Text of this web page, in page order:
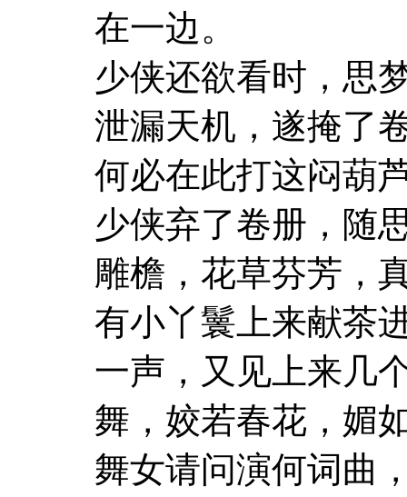
在一边。
少侠还欲看时，思
泄漏天机，遂掩了
何必在此打这闷葫
少侠弃了卷册，随
雕檐，花草芬芳，
有小丫鬟上来献茶
一声，又见上来几
舞，姣若春花，媚
舞女请问演何词曲